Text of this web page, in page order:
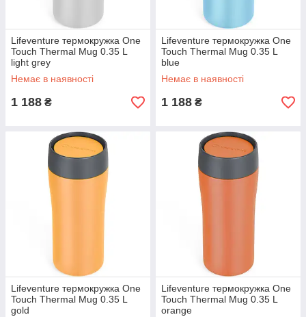
Lifeventure термокружка One
Touch Thermal Mug 0.35 L
light grey
Немає в наявності
1 188 ₴
Lifeventure термокружка One
Touch Thermal Mug 0.35 L
blue
Немає в наявності
1 188 ₴
Lifeventure термокружка One
Touch Thermal Mug 0.35 L
gold
Lifeventure термокружка One
Touch Thermal Mug 0.35 L
orange